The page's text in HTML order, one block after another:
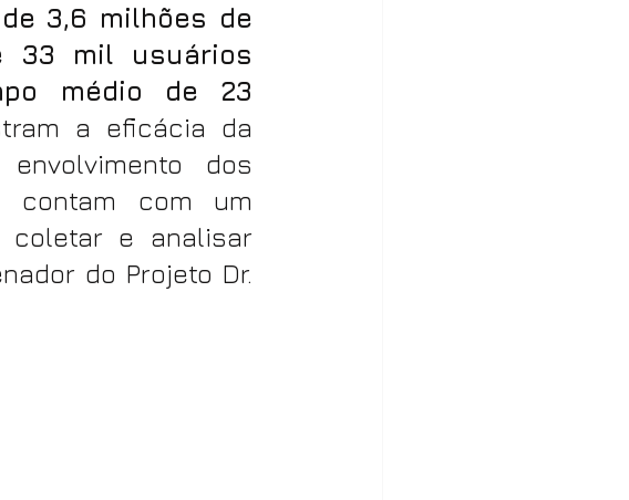
3,6 milhões de
33 mil usuários
médio de 23
a eficácia da
dos
contam com um
coletar e analisar
do Projeto Dr.